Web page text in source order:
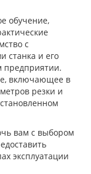
обучение,
с
станка и его
предприятии.
включающее в
резки и
вам с выбором
эксплуатации